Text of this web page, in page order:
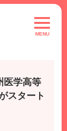
toggle
MENU
医学高等
スタート